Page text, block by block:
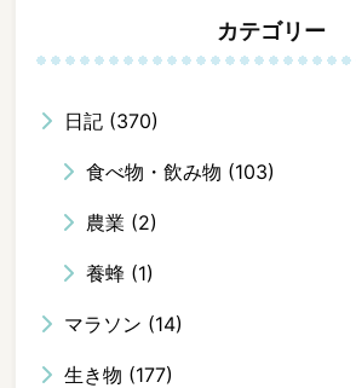
カテゴリー
日記 (370)
食べ物・飲み物 (103)
農業 (2)
養蜂 (1)
マラソン (14)
生き物 (177)